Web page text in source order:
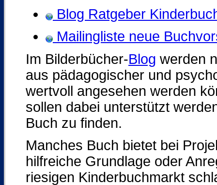
Blog Ratgeber
Mailingliste neue
Im Bilderbücher-Blog werden
aus pädagogischer und
wertvoll angesehen werden
sollen dabei unterstützt
Buch zu finden.
Manches Buch bietet bei
hilfreiche Grundlage oder
riesigen Kinderbuchmarkt